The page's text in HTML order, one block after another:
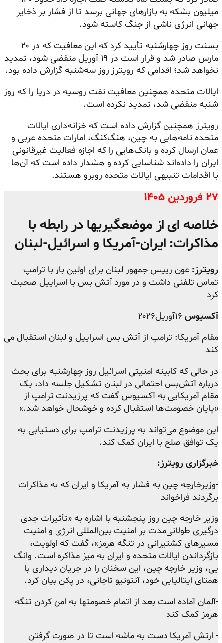
میلیون بشکه به بازارهای جهانی برسد تا از فشار بر ذخایر
جهانی انرژی ناشی از جنگ کاسته شود.
بسنت روز چهارشنبه تأیید کرد که این معافیت که در ۲۰
مارس صادر شد و قرار است در ۱۹ آوریل منقضی شود، تمدید
نخواهد شد؛ اقدامی که رویترز روز سه‌شنبه گزارش داده بود.
ایالات متحده همچنین معافیت نفت روسیه در دریا را که روز
شنبه منقضی شد، تمدید نکرده است.
رویترز همچنین گزارش داده است که خزانه‌داری ایالات
متحده نامه‌هایی به چین، هنگ‌کنگ، امارات متحده عربی و
عمان ارسال کرده و بانک‌هایی را که اجازه فعالیت غیرقانونی
ایران را داده‌اند شناسایی کرده و هشدار داده است که آن‌ها
با اقدامات تنبیهی ایالات متحده روبرو هستند.
۲۷ فروردین ۱۴۰۵
خلاصه ای از موضعگیریها در رابطه با
مذاکرات: ایران-آمریکا و اسرائیل-لبنان
رویترز: عون رییس جمهور لبنان برای اولین بار با ترامپ
تماس تلفنی داشت و در مورد آتش بس با اسراییل صحبت
کرد
آکسیوس ۱۶آوریل۲۰۲۶
مقام آمریکا: ترامپ از آتش بس اسراییل و لبنان استقبال می
کند
در حالی که کابینه امنیتی اسرائیل روز چهارشنبه برای بحث
درباره آتش‌بس احتمالی در لبنان تشکیل جلسه داد، یک
مقام آمریکایی به آکسیوس گفت که پرزیدنت ترامپ از
«پایان خصومت‌ها استقبال کرده و خوشحال خواهد شد.»
این موضوع می‌تواند به پرزیدنت ترامپ برای دستیابی به
یک توافق صلح با ایران کمک کند.
خبرگزاری رویترز:
-وزیرخارجه چین به فشار به آمریکا و ایران که به مذاکرات
برگردند فراخواند
وزیر خارجه چین روز پنجشنبه با اشاره به «تأثیرات جدی
درگیری طولانی‌مدت بر امنیت بین‌المللی انرژی و امنیت
مسیرهای کشتیرانی در تنگه هرمز»، گفت که اولویت،
بازگرداندن ایالات متحده و ایران به میز مذاکره است. وانگ
یی، وزیر خارجه چین، این سخنان را در جریان دیداری با
همتای ایتالیایی خود، آنتونیو تاجانی، در پکن بیان کرد.
-آلمان آماده است بعد از اتمام خصومتها به امن کردن تنگه
هرمز کمک کند
- ارتش آمریکا دست به ماشه است تا در صورت گرفتن